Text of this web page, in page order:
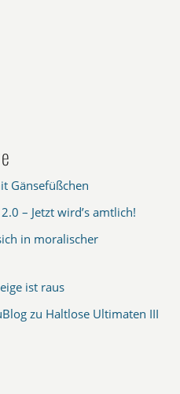
Gänsefüßchen
– Jetzt wird’s amtlich!
in moralischer
ist raus
zu Haltlose Ultimaten III